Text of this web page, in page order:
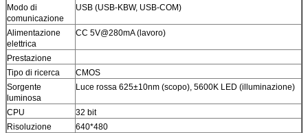
Modo di
comunicazione
USB (USB-KBW, USB-COM)
Alimentazione
elettrica
CC 5V@280mA (lavoro)
Prestazione
Tipo di ricerca
CMOS
Sorgente
luminosa
Luce rossa 625±10nm (scopo), 5600K LED (illuminazione)
CPU
32 bit
Risoluzione
640*480